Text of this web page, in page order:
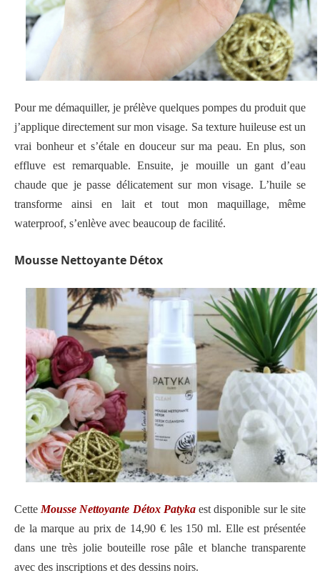
Pour me démaquiller, je prélève quelques pompes du produit que
j’applique directement sur mon visage. Sa texture huileuse est un
vrai bonheur et s’étale en douceur sur ma peau. En plus, son
effluve est remarquable. Ensuite, je mouille un gant d’eau
chaude que je passe délicatement sur mon visage. L’huile se
transforme ainsi en lait et tout mon maquillage, même
waterproof, s’enlève avec beaucoup de facilité.
Mousse Nettoyante Détox
Cette Mousse Nettoyante Détox Patykaest disponible sur le site
de la marque au prix de 14,90 € les 150 ml. Elle est présentée
dans une très jolie bouteille rose pâle et blanche transparente
avec des inscriptions et des dessins noirs.